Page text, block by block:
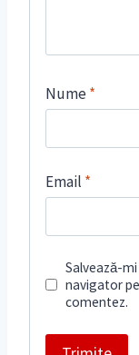
Nume*
Email *
Salvează-
navigator
comentez.